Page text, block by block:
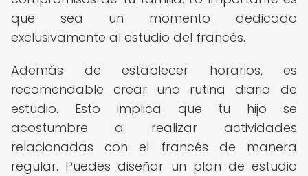
que sea un momento dedicado
exclusivamente al estudio del francés.
Además de establecer horarios, es
recomendable crear una rutina diaria de
estudio. Esto implica que tu hijo se
acostumbre a realizar actividades
relacionadas con el francés de manera
regular. Puedes diseñar un plan de estudio